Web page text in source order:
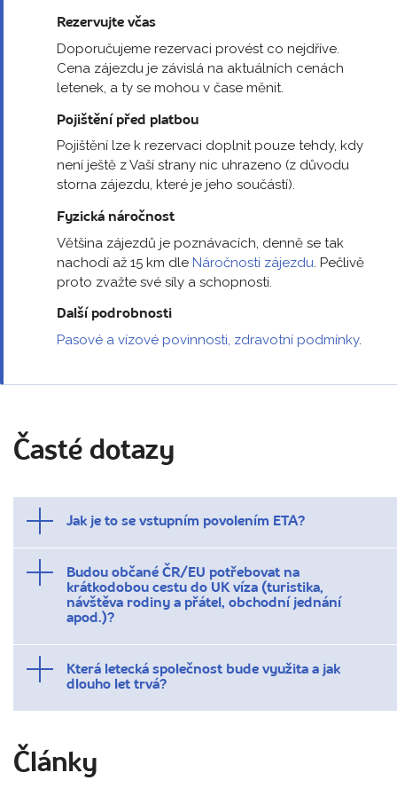
Rezervujte včas
Doporučujeme rezervaci provést co nejdříve.
Cena zájezdu je závislá na aktuálních cenách
letenek, a ty se mohou v čase měnit.
Pojištění před platbou
Pojištění lze k rezervaci doplnit pouze tehdy, kdy
není ještě z Vaší strany nic uhrazeno (z důvodu
storna zájezdu, které je jeho součástí).
Fyzická náročnost
Většina zájezdů je poznávacích, denně se tak
nachodí až 15 km dle Náročnosti zájezdu . Pečlivě
proto zvažte své síly a schopnosti.
Další podrobnosti
Pasové a vízové povinnosti, zdravotní podmínky.
Časté dotazy
Jak je to se vstupním povolením ETA?
Budou občané ČR/EU potřebovat na
krátkodobou cestu do UK víza (turistika,
návštěva rodiny a přátel, obchodní jednání
apod.)?
Která letecká společnost bude využita a jak
dlouho let trvá?
Články